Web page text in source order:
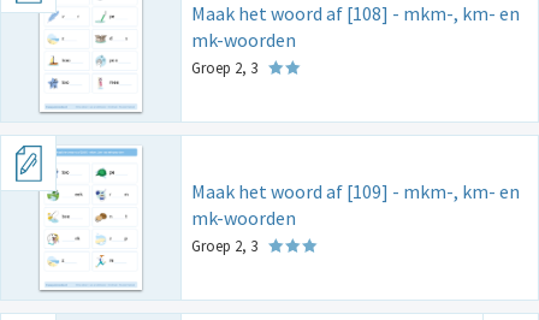
Maak het woord af [108] - mkm-, km- en
mk-woorden
Groep 2, 3
Maak het woord af [109] - mkm-, km- en
mk-woorden
Groep 2, 3